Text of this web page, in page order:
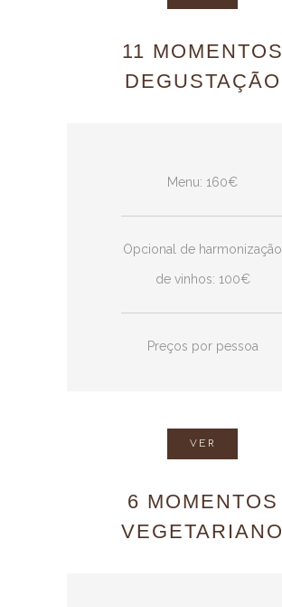
11 MOMENTOS
DEGUSTAÇÃO
Menu: 160€
Opcional de harmonização
de vinhos: 100€
Preços por pessoa
VER
6 MOMENTOS
VEGETARIANO